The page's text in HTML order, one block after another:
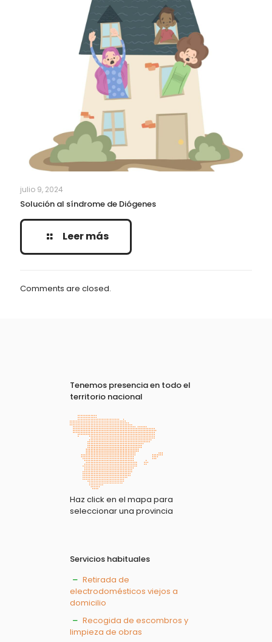
julio 9, 2024
Solución al síndrome de Diógenes
Leer más
Comments are closed.
Tenemos presencia en todo el
territorio nacional
Haz click en el mapa para
seleccionar una provincia
Servicios habituales
Retirada de
electrodomésticos viejos a
domicilio
Recogida de escombros y
limpieza de obras